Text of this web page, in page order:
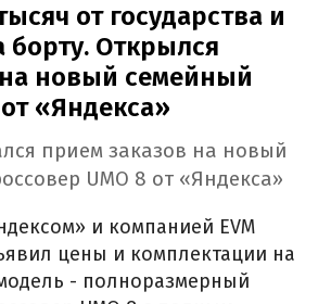
от государства и
борту. Открылся
новый семейный
«Яндекса»
прием заказов на новый
UMO 8 от «Яндекса»
и компанией EVM
цены и комплектации на
- полноразмерный